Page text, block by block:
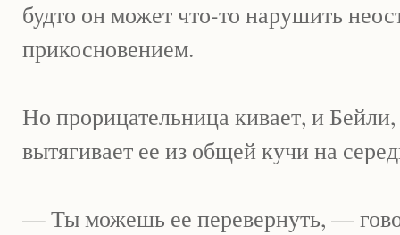
будто он может что-то нарушить
прикосновением.
Но прорицательница кивает, и
вытягивает ее из общей кучи на
— Ты можешь ее перевернуть, —